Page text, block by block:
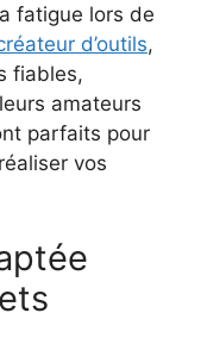
fatigue lors de
d’outils,
fiables,
amateurs
parfaits pour
vos